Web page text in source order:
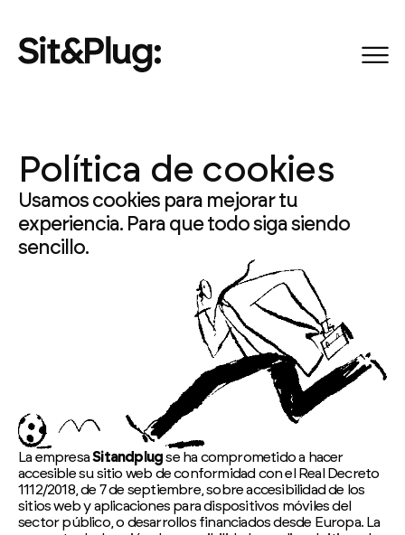
Política de cookies
Usamos cookies para mejorar tu
experiencia. Para que todo siga siendo
sencillo.
La empresaSitandplugse ha comprometido a hacer
accesible su sitio web de conformidad con el Real Decreto
1112/2018, de 7 de septiembre, sobre accesibilidad de los
sitios web y aplicaciones para dispositivos móviles del
sector público, o desarrollos financiados desde Europa. La